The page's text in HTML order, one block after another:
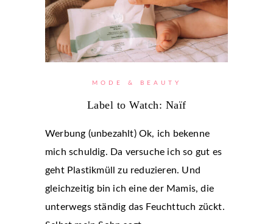
MODE & BEAUTY
Label to Watch: Naïf
Werbung (unbezahlt) Ok, ich bekenne
mich schuldig. Da versuche ich so gut es
geht Plastikmüll zu reduzieren. Und
gleichzeitig bin ich eine der Mamis, die
unterwegs ständig das Feuchttuch zückt.